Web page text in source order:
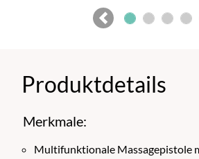
Previous
Produktdetails
Merkmale:
Multifunktionale Massagepistole